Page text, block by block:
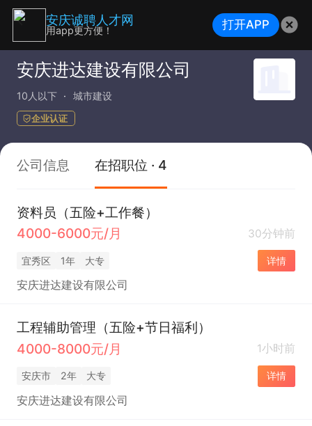
安庆进达建设有限公司
10人以下 城市建设
企业认证
公司信息 在招职位 · 4
资料员（五险+工作餐）
4000-6000元/月
30分钟前
宜秀区 1年 大专 详情
安庆进达建设有限公司
工程辅助管理（五险+节日福利）
4000-8000元/月
1小时前
安庆市 2年 大专 详情
安庆进达建设有限公司
安庆诚聘人才网
用app更方便！ 打开APP